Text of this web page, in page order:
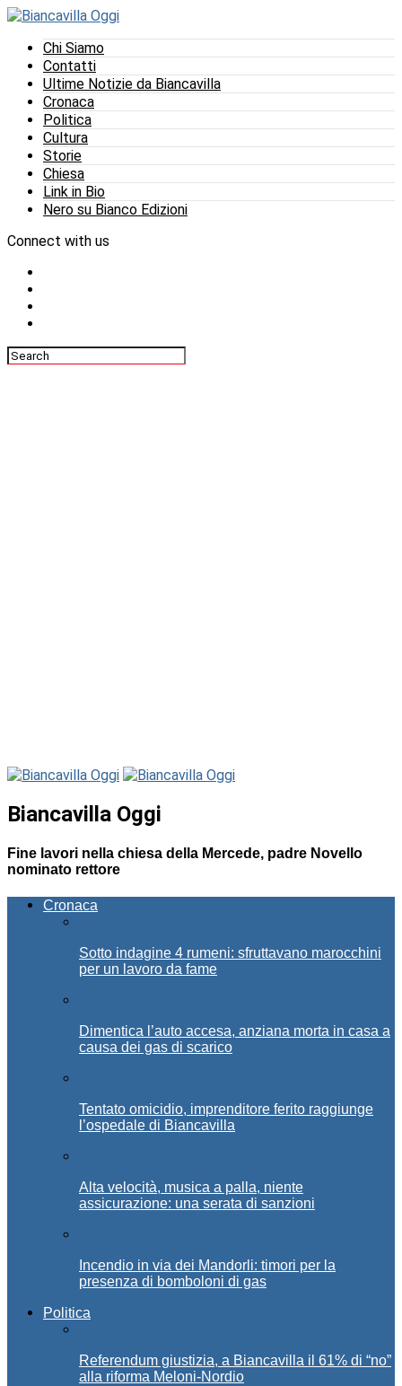
Chi Siamo
Contatti
Ultime Notizie da Biancavilla
Cronaca
Politica
Cultura
Storie
Chiesa
Link in Bio
Nero su Bianco Edizioni
Connect with us
Biancavilla Oggi
Fine lavori nella chiesa della Mercede, padre Novello
nominato rettore
Cronaca
Sotto indagine 4 rumeni: sfruttavano marocchini
per un lavoro da fame
Dimentica l’auto accesa, anziana morta in casa a
causa dei gas di scarico
Tentato omicidio, imprenditore ferito raggiunge
l’ospedale di Biancavilla
Alta velocità, musica a palla, niente
assicurazione: una serata di sanzioni
Incendio in via dei Mandorli: timori per la
presenza di bomboloni di gas
Politica
Referendum giustizia, a Biancavilla il 61% di “no”
alla riforma Meloni-Nordio